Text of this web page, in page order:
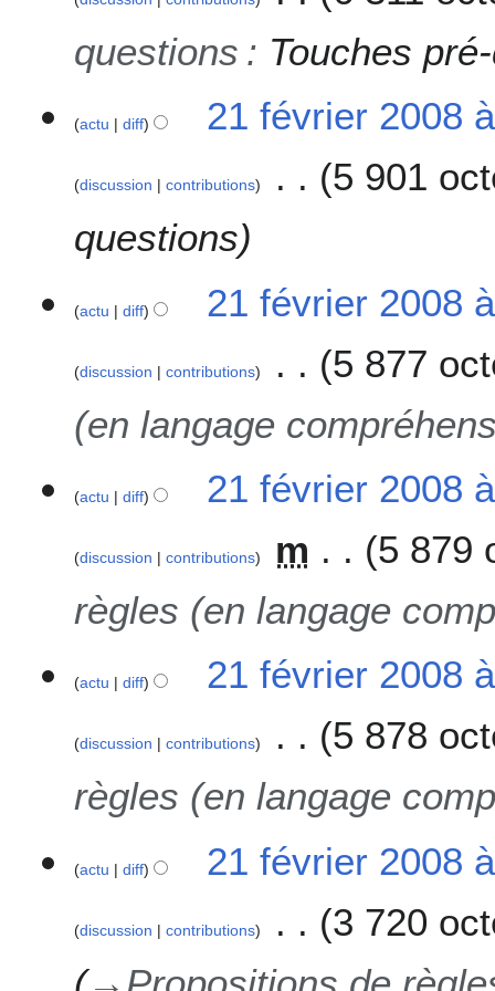
questions : Touches
actu diff 21 février 2008
discussion contributions
5 901
questions
actu diff 21 février 2008
discussion contributions
5 877
(en langage
actu diff 21 février 2008
discussion contributions m
5 879
règles (en langage
actu diff 21 février 2008
discussion contributions
5 878
règles (en langage
actu diff 21 février 2008
discussion contributions
3 720